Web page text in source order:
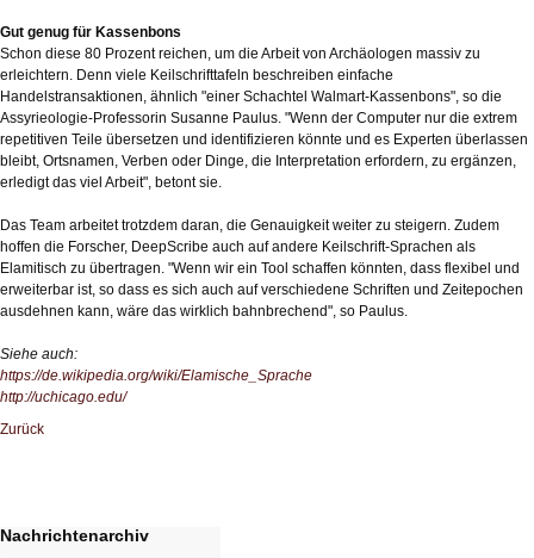
Gut genug für Kassenbons
Schon diese 80 Prozent reichen, um die Arbeit von Archäologen massiv zu
erleichtern. Denn viele Keilschrifttafeln beschreiben einfache
Handelstransaktionen, ähnlich "einer Schachtel Walmart-Kassenbons", so die
Assyrieologie-Professorin Susanne Paulus. "Wenn der Computer nur die extrem
repetitiven Teile übersetzen und identifizieren könnte und es Experten überlassen
bleibt, Ortsnamen, Verben oder Dinge, die Interpretation erfordern, zu ergänzen,
erledigt das viel Arbeit", betont sie.
Das Team arbeitet trotzdem daran, die Genauigkeit weiter zu steigern. Zudem
hoffen die Forscher, DeepScribe auch auf andere Keilschrift-Sprachen als
Elamitisch zu übertragen. "Wenn wir ein Tool schaffen könnten, dass flexibel und
erweiterbar ist, so dass es sich auch auf verschiedene Schriften und Zeitepochen
ausdehnen kann, wäre das wirklich bahnbrechend", so Paulus.
Siehe auch:
https://de.wikipedia.org/wiki/Elamische_Sprache
http://uchicago.edu/
Zurück
Nachrichtenarchiv